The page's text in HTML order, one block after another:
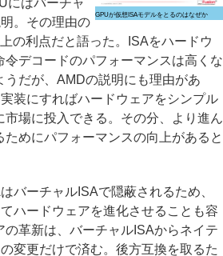
GPUが仮想ISAモデルをとるのはなぜか
にはバーチャ
。その理由の
の利点だと語った。ISAをハードウ
令デコードのパフォーマンスは高くな
うだが、AMDの説明にも理由があ
装にすればハードウェアをシンプル
市場に投入できる。その分、より進ん
めにパフォーマンスの向上があると
バーチャルISAで隠蔽されるため、
ハードウェアを進化させることも容
革新は、バーチャルISAからネイテ
変更だけで済む。後方互換を取るた